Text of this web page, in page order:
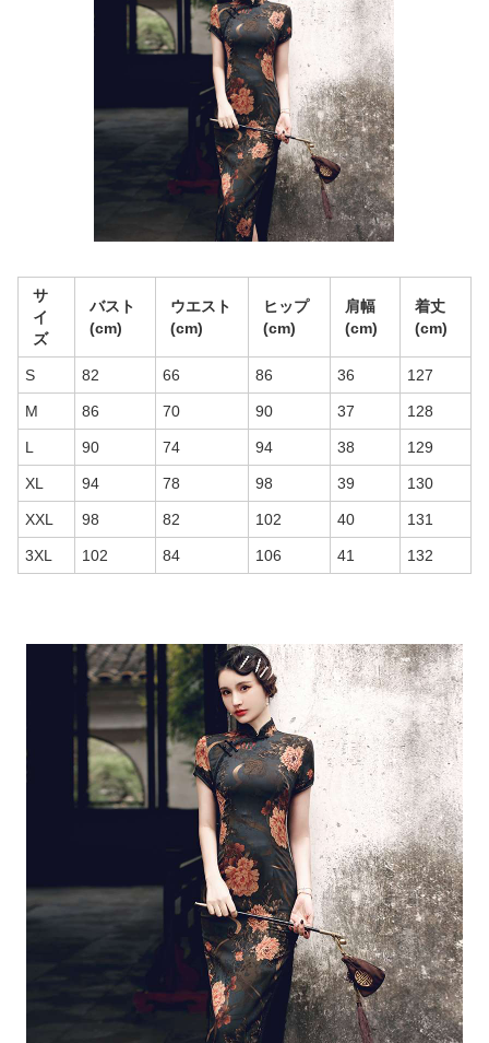
サ
イ
ズ
バスト
(cm)
ウエスト
(cm)
ヒップ
(cm)
肩幅
(cm)
着丈
(cm)
S 82 66 86 36 127
M 86 70 90 37 128
L 90 74 94 38 129
XL 94 78 98 39 130
XXL 98 82 102 40 131
3XL 102 84 106 41 132